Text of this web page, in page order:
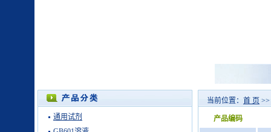
通用试剂
当前位置： 首 页
产品编码